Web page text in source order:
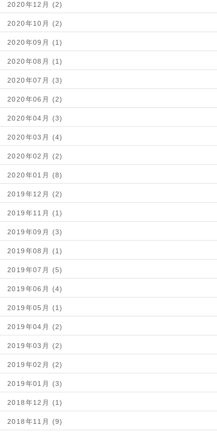
2020年12月 (2)
2020年10月 (2)
2020年09月 (1)
2020年08月 (1)
2020年07月 (3)
2020年06月 (2)
2020年04月 (3)
2020年03月 (4)
2020年02月 (2)
2020年01月 (8)
2019年12月 (2)
2019年11月 (1)
2019年09月 (3)
2019年08月 (1)
2019年07月 (5)
2019年06月 (4)
2019年05月 (1)
2019年04月 (2)
2019年03月 (2)
2019年02月 (2)
2019年01月 (3)
2018年12月 (1)
2018年11月 (9)